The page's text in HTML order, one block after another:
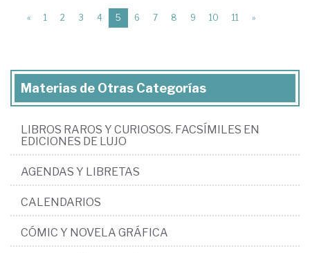
« 1 2 3 4 5 (current)
6 7 8 9 10 11 »
Materias de Otras Categorías
LIBROS RAROS Y CURIOSOS. FACSÍMILES EN
EDICIONES DE LUJO
AGENDAS Y LIBRETAS
CALENDARIOS
CÓMIC Y NOVELA GRÁFICA